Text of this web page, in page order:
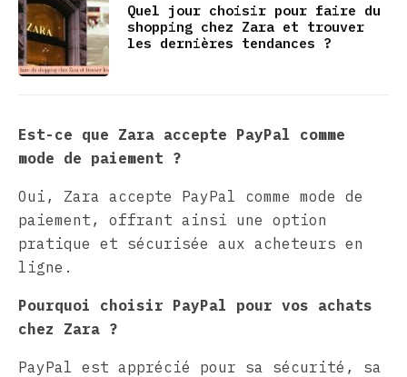
Quel jour choisir pour faire du
shopping chez Zara et trouver
les dernières tendances ?
Est-ce que Zara accepte PayPal comme
mode de paiement ?
Oui, Zara accepte PayPal comme mode de
paiement, offrant ainsi une option
pratique et sécurisée aux acheteurs en
ligne.
Pourquoi choisir PayPal pour vos achats
chez Zara ?
PayPal est apprécié pour sa sécurité, sa